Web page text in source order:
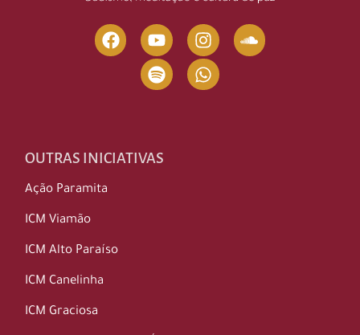
OUTRAS INICIATIVAS
Ação Paramita
ICM Viamão
ICM Alto Paraíso
ICM Canelinha
ICM Graciosa